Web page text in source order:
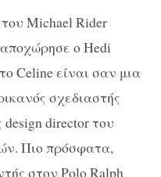
Michael Rider
ο Hedi
Celine είναι σαν μια
σχεδιαστής
director του
Πιο πρόσφατα,
στον Polo Ralph